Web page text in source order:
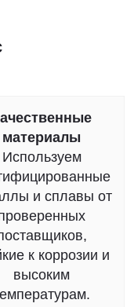
материалы
Используем
и сплавы от
к коррозии и
высоким